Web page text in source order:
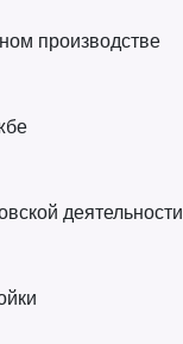
производстве
деятельности